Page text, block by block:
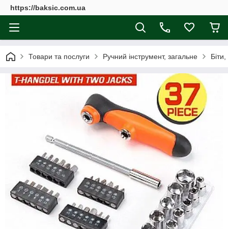
https://baksic.com.ua
Товари та послуги Ручний інструмент, загальне